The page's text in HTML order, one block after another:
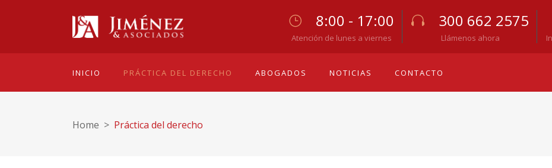
8:00 - 17:00
Atención de lunes a viernes
300 662 2575
Llámenos ahora
INICIO PRÁCTICA DEL DERECHO ABOGADOS NOTICIAS CONTACTO
Home > Práctica del derecho